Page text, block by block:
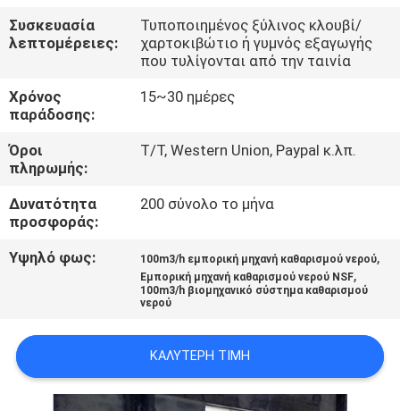
ΜΑΣ
ΕΛΆΤΕ
ΣΕ
ΕΠΑΦΉ
ΜΕ
ΕΙΔΉΣΕΙΣ
ΖΗΤΉΣΤΕ
ΑΠΌΣΠΑΣΜΑ
SITEMAP
Συσκευασία
λεπτομέρειες:
Τυποποιημένος ξύλινος κλουβί/
χαρτοκιβώτιο ή γυμνός εξαγωγής
που τυλίγονται από την ταινία
Χρόνος
παράδοσης:
15~30 ημέρες
Όροι
πληρωμής:
T/T, Western Union, Paypal κ.λπ.
Δυνατότητα
προσφοράς:
200 σύνολο το μήνα
Υψηλό φως: 100m3/h εμπορική μηχανή καθαρισμού νερού,
Εμπορική μηχανή καθαρισμού νερού NSF,
100m3/h βιομηχανικό σύστημα καθαρισμού
νερού
ΚΑΛΎΤΕΡΗ ΤΙΜΉ